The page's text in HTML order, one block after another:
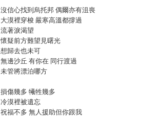
沒信心找到烏托邦 偶爾亦有沮喪
大漠裡穿梭 嚴寒高溫都撐過
流著淚渴望
懷疑前方難望見曙光
想歸去也未可
無邊沙丘 有你在 同行渡過
未管將漂泊哪方
損傷幾多 犧牲幾多
冷漠裡被遺忘
祝福不多 無人援助但你跟我